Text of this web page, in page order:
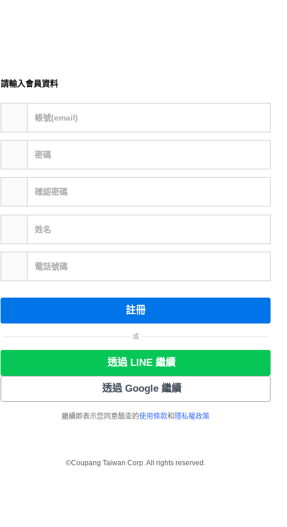
請輸入會員資料
帳號(email)
密碼
確認密碼
姓名
電話號碼
註冊
或
透過 LINE 繼續
透過 Google 繼續
繼續即表示您同意酷澎的使用條款和 隱私權政策
©Coupang Taiwan Corp. All rights reserved.